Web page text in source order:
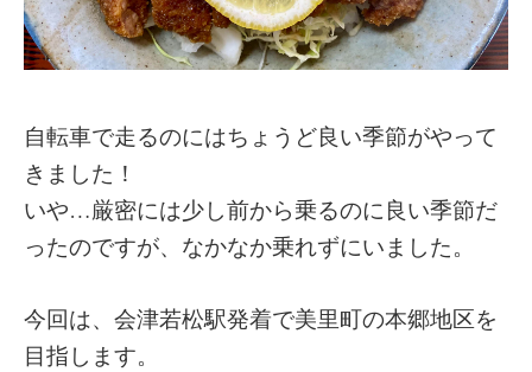
自転車で走るのにはちょうど良い季節がやって
きました！
いや…厳密には少し前から乗るのに良い季節だ
ったのですが、なかなか乗れずにいました。
今回は、会津若松駅発着で美里町の本郷地区を
目指します。